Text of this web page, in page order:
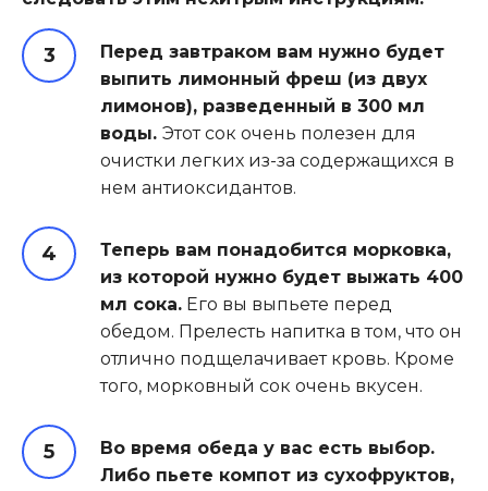
Перед завтраком вам нужно будет
выпить лимонный фреш (из двух
лимонов), разведенный в 300 мл
воды. Этот сок очень полезен для
очистки легких из-за содержащихся в
нем антиоксидантов.
Теперь вам понадобится морковка,
из которой нужно будет выжать 400
мл сока. Его вы выпьете перед
обедом. Прелесть напитка в том, что он
отлично подщелачивает кровь. Кроме
того, морковный сок очень вкусен.
Во время обеда у вас есть выбор.
Либо пьете компот из сухофруктов,